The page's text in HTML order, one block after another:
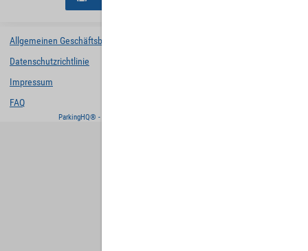
Allgemeinen Geschäftsbedingungen
Datenschutzrichtlinie
Impressum
FAQ
ParkingHQ® - eine Lösung von